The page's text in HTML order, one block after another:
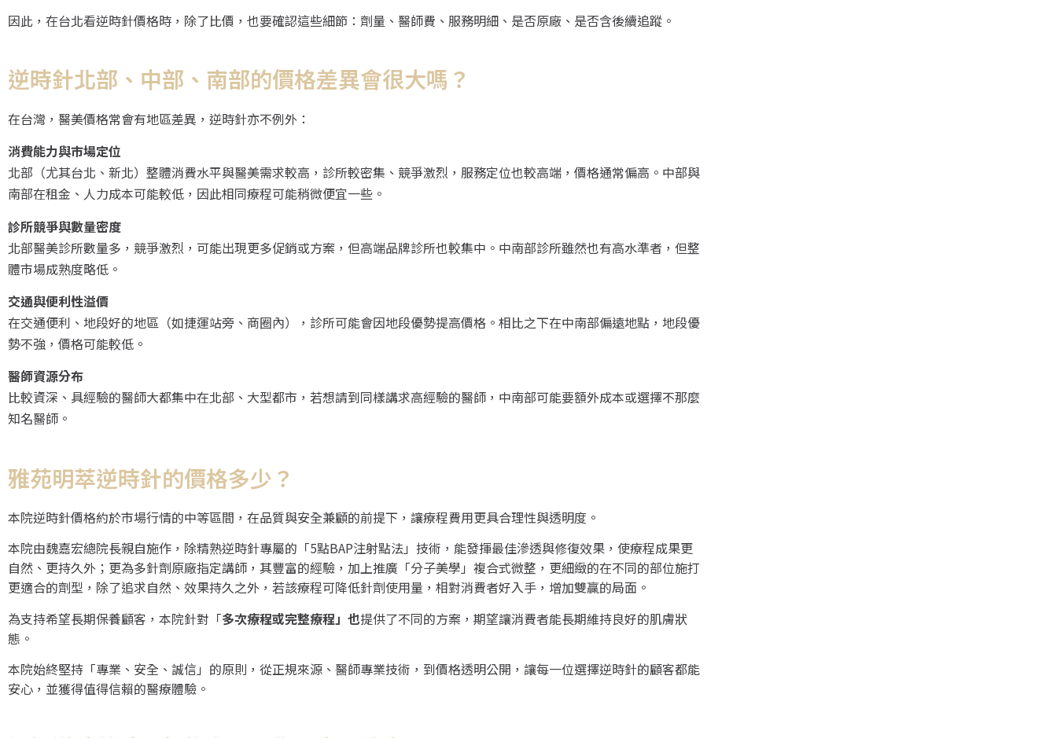
因此，在台北看逆時針價格時，除了比價，也要確認這些細節：劑量、醫師費、服務明細、是否原廠、是否含後續追蹤。
逆時針北部、中部、南部的價格差異會很大嗎？
在台灣，醫美價格常會有地區差異，逆時針亦不例外：
消費能力與市場定位
北部（尤其台北、新北）整體消費水平與醫美需求較高，診所較密集、競爭激烈，服務定位也較高端，價格通常偏高。中部與
南部在租金、人力成本可能較低，因此相同療程可能稍微便宜一些。
診所競爭與數量密度
北部醫美診所數量多，競爭激烈，可能出現更多促銷或方案，但高端品牌診所也較集中。中南部診所雖然也有高水準者，但整
體市場成熟度略低。
交通與便利性溢價
在交通便利、地段好的地區（如捷運站旁、商圈內），診所可能會因地段優勢提高價格。相比之下在中南部偏遠地點，地段優
勢不強，價格可能較低。
醫師資源分布
比較資深、具經驗的醫師大都集中在北部、大型都市，若想請到同樣講求高經驗的醫師，中南部可能要額外成本或選擇不那麼
知名醫師。
雅苑明萃逆時針的價格多少？
本院逆時針價格約於市場行情的中等區間，在品質與安全兼顧的前提下，讓療程費用更具合理性與透明度。
本院由魏嘉宏總院長親自施作，除精熟逆時針專屬的「5點BAP注射點法」技術，能發揮最佳滲透與修復效果，使療程成果更
自然、更持久外；更為多針劑原廠指定講師，其豐富的經驗，加上推廣「分子美學」複合式微整，更細緻的在不同的部位施打
更適合的劑型，除了追求自然、效果持久之外，若該療程可降低針劑使用量，相對消費者好入手，增加雙贏的局面。
為支持希望長期保養顧客，本院針對「多次療程或完整療程」也提供了不同的方案，期望讓消費者能長期維持良好的肌膚狀
態。
本院始終堅持「專業、安全、誠信」的原則，從正規來源、醫師專業技術，到價格透明公開，讓每一位選擇逆時針的顧客都能
安心，並獲得值得信賴的醫療體驗。